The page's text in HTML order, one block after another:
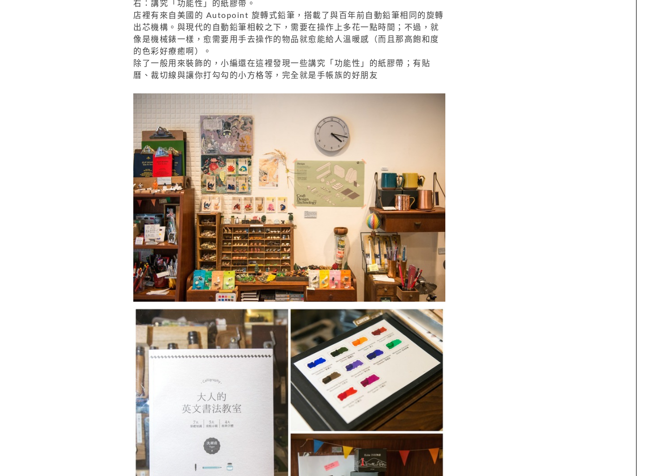
右：講究「功能性」的紙膠帶。
店裡有來自美國的 Autopoint 旋轉式鉛筆，搭載了與百年前自動鉛筆相同的旋轉
出芯機構。與現代的自動鉛筆相較之下，需要在操作上多花一點時間；不過，就
像是機械錶一樣，愈需要用手去操作的物品就愈能給人溫暖感（而且那高飽和度
的色彩好療癒啊）。
除了一般用來裝飾的，小編還在這裡發現一些講究「功能性」的紙膠帶；有貼
曆、裁切線與讓你打勾勾的小方格等，完全就是手帳族的好朋友